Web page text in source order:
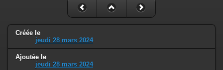
Créée le
jeudi 28 mars 2024
Ajoutée le
jeudi 28 mars 2024